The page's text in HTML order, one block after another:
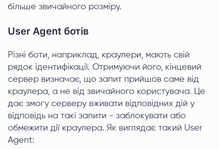
більше звичайного розміру.
User Agent ботів
Різні боти, наприклад, краулери, мають свій
рядок ідентифікації. Отримуючи його, кінцевий
сервер визначає, що запит прийшов саме від
краулера, а не від звичайного користувача. Це
дає змогу серверу вживати відповідних дій у
відповідь на такі запити - заблокувати або
обмежити дії краулера. Як виглядає такий User
Agent: